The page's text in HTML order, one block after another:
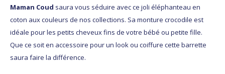
Maman Coud saura vous séduire avec ce joli éléphanteau en
coton aux couleurs de nos collections. Sa monture crocodile est
idéale pour les petits cheveux fins de votre bébé ou petite fille.
Que ce soit en accessoire pour un look ou coiffure cette barrette
saura faire la différence.